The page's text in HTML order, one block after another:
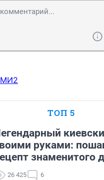
ТОП 5
руками:
знаменитого
26 425 6